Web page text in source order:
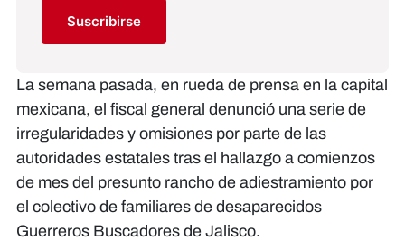
Suscribirse
La semana pasada, en rueda de prensa en la capital
mexicana, el fiscal general denunció una serie de
irregularidades y omisiones por parte de las
autoridades estatales tras el hallazgo a comienzos
de mes del presunto rancho de adiestramiento por
el colectivo de familiares de desaparecidos
Guerreros Buscadores de Jalisco.